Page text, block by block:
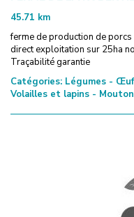
45.71 km
ferme de production de
direct exploitation sur 25ha
Traçabilité garantie
Catégories: Légumes -
Volailles et lapins -